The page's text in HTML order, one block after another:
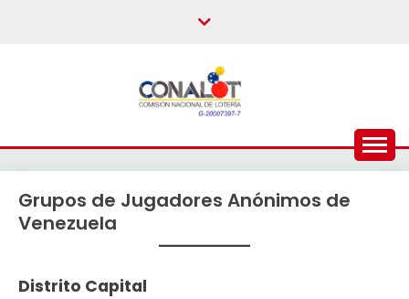
Grupos de Jugadores Anónimos de
Venezuela
Distrito Capital